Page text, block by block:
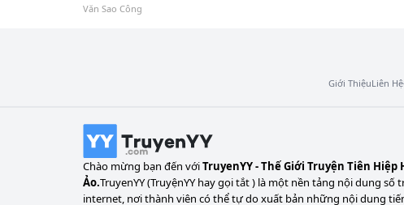
Văn Sao Công
Giới ThiệuLiên Hệ
Chào mừng bạn đến vớiTruyenYY - Thế Giới Truyện Tiên Hiệp
Ảo.TruyenYY (TruyệnYY hay gọi tắt ) là một nền tảng nội dung số
internet, nơi thành viên có thể tự do xuất bản những nội dung